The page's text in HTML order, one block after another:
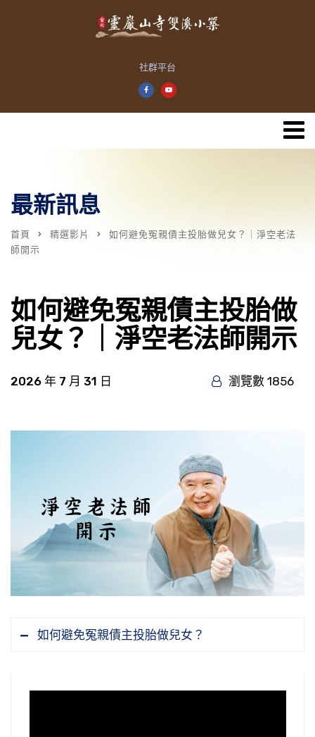
社群平台
最新訊息
首頁 精選影片
如何避免冤親債主投胎做兒女？｜淨空老法
師開示
如何避免冤親債主投胎做
兒女？｜淨空老法師開示
2026 年 7 月 31 日 瀏覽數 1856
如何避免冤親債主投胎做兒女？